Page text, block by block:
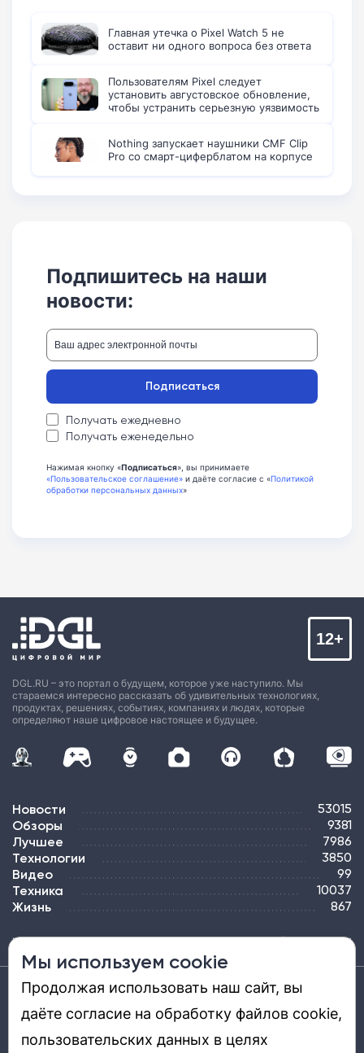
Главная утечка о Pixel Watch 5 не
оставит ни одного вопроса без ответа
Пользователям Pixel следует
установить августовское обновление,
чтобы устранить серьезную уязвимость
Nothing запускает наушники CMF Clip
Pro со смарт-циферблатом на корпусе
Подпишитесь на наши
новости:
Получать ежедневно
Получать еженедельно
Подписаться
Нажимая кнопку «Подписаться», вы принимаете
«Пользовательское соглашение» и даёте согласие с «Политикой
обработки персональных данных»
DGL.RU – это портал о будущем, которое уже наступило. Мы
стараемся интересно рассказать об удивительных технологиях,
продуктах, решениях, событиях, компаниях и людях, которые
определяют наше цифровое настоящее и будущее.
12+
Новости 53015
Обзоры 9381
Лучшее 7986
Технологии 3850
Видео 99
Техника 10037
Жизнь 867
ПОДПИСКА РЕКЛАМА КОНТАКТЫ КАРТА САЙТА ТЭГИ
Средство массовой информации «DGL.RU — Цифровой мир» (www.dgl.ru).
Реестровая запись средства массовой информации (СМИ) сетевого издания ЭЛ №
ФС 77 - 81669, выдано Роскомнадзором 27.08.2021. Учредитель: ООО «ДиДжиЭль».
Главный редактор: Шкред Т. В. Телефон редакции +7901-907-1590. Адрес
Перепечатка материалов и использование их в любой форме, в том числе и в
электронных СМИ, возможны только с письменного разрешения редакции.
Мы используем cookie
Продолжая использовать наш сайт, вы
даёте согласие на обработку файлов cookie,
пользовательских данных в целях